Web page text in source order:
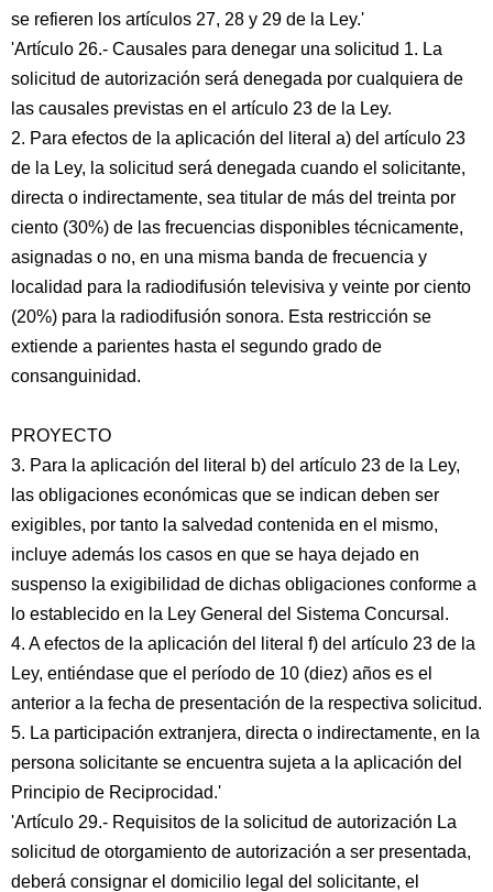
se refieren los artículos 27, 28 y 29 de la Ley.'
'Artículo 26.- Causales para denegar una solicitud 1. La
solicitud de autorización será denegada por cualquiera de
las causales previstas en el artículo 23 de la Ley.
2. Para efectos de la aplicación del literal a) del artículo 23
de la Ley, la solicitud será denegada cuando el solicitante,
directa o indirectamente, sea titular de más del treinta por
ciento (30%) de las frecuencias disponibles técnicamente,
asignadas o no, en una misma banda de frecuencia y
localidad para la radiodifusión televisiva y veinte por ciento
(20%) para la radiodifusión sonora. Esta restricción se
extiende a parientes hasta el segundo grado de
consanguinidad.
PROYECTO
3. Para la aplicación del literal b) del artículo 23 de la Ley,
las obligaciones económicas que se indican deben ser
exigibles, por tanto la salvedad contenida en el mismo,
incluye además los casos en que se haya dejado en
suspenso la exigibilidad de dichas obligaciones conforme a
lo establecido en la Ley General del Sistema Concursal.
4. A efectos de la aplicación del literal f) del artículo 23 de la
Ley, entiéndase que el período de 10 (diez) años es el
anterior a la fecha de presentación de la respectiva solicitud.
5. La participación extranjera, directa o indirectamente, en la
persona solicitante se encuentra sujeta a la aplicación del
Principio de Reciprocidad.'
'Artículo 29.- Requisitos de la solicitud de autorización La
solicitud de otorgamiento de autorización a ser presentada,
deberá consignar el domicilio legal del solicitante, el